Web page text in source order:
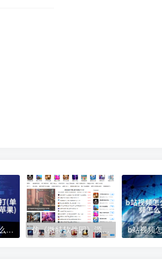
单引号在键盘上怎么打(单引号在键盘上怎么打苹果)